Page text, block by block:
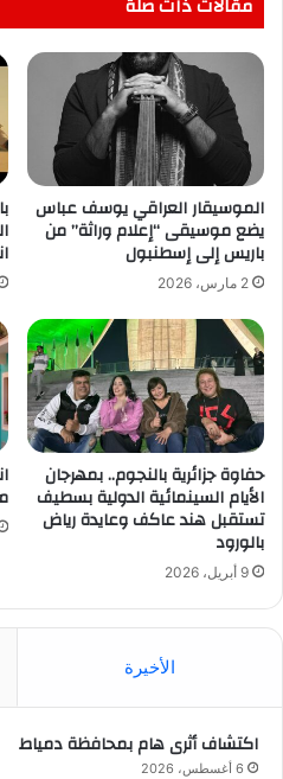
مقالات ذات صلة
الموسيقار العراقي يوسف عباس
يضع موسيقى “إعلام وراثة” من
باريس إلى إسطنبول
2 مارس، 2026
حفاوة جزائرية بالنجوم.. بمهرجان
الأيام السينمائية الدولية بسطيف
تستقبل هند عاكف وعايدة رياض
بالورود
9 أبريل، 2026
الأخيرة
اكتشاف أثرى هام بمحافظة دمياط
6 أغسطس، 2026